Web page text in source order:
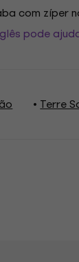
com zíper
pode
Terre